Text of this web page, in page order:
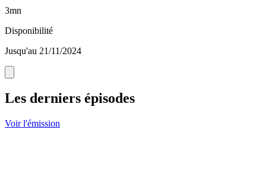
3mn
Disponibilité
Jusqu'au 21/11/2024
Les derniers épisodes
Voir l'émission